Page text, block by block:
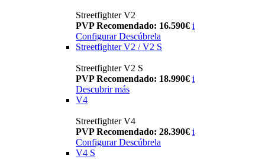
Streetfighter V2
PVP Recomendado: 16.590€ i
Configurar Descúbrela
Streetfighter V2 / V2 S
Streetfighter V2 S
PVP Recomendado: 18.990€ i
Descubrir más
V4
Streetfighter V4
PVP Recomendado: 28.390€ i
Configurar Descúbrela
V4 S